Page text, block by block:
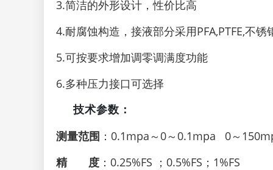
3.简洁的外形设计，性价比高
4.耐腐蚀构造，接液部分采用PFA,PTFE,不锈
5.可按要求增加调零调满度功能
6.多种压力接口可选择
技术参数：
测量范围 ：0.1mpa～0～0.1mpa 0～
精 度 ：0.25%FS ； 0.5%FS； 1%FS